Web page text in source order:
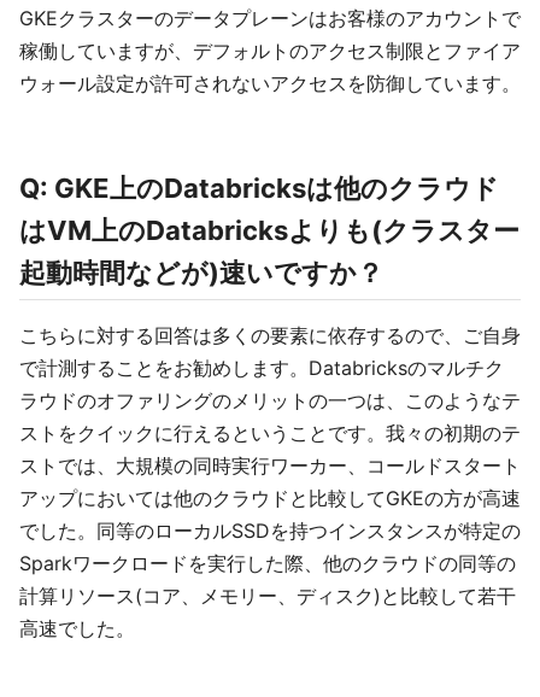
GKEクラスターのデータプレーンはお客様のアカウントで
稼働していますが、デフォルトのアクセス制限とファイア
ウォール設定が許可されないアクセスを防御しています。
Q: GKE上のDatabricksは他のクラウド
はVM上のDatabricksよりも(クラスター
起動時間などが)速いですか？
こちらに対する回答は多くの要素に依存するので、ご自身
で計測することをお勧めします。Databricksのマルチク
ラウドのオファリングのメリットの一つは、このようなテ
ストをクイックに行えるということです。我々の初期のテ
ストでは、大規模の同時実行ワーカー、コールドスタート
アップにおいては他のクラウドと比較してGKEの方が高速
でした。同等のローカルSSDを持つインスタンスが特定の
Sparkワークロードを実行した際、他のクラウドの同等の
計算リソース(コア、メモリー、ディスク)と比較して若干
高速でした。